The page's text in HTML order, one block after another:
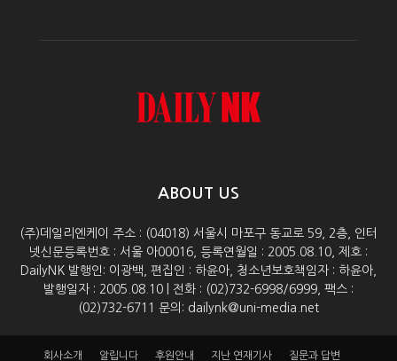
ABOUT US
(주)데일리엔케이 주소 : (04018) 서울시 마포구 동교로 59, 2층, 인터
넷신문등록번호 : 서울 아00016, 등록연월일 : 2005.08.10, 제호 :
DailyNK 발행인: 이광백, 편집인 : 하윤아, 청소년보호책임자 : 하윤아,
발행일자 : 2005.08.10 | 전화 : (02)732-6998/6999, 팩스 :
(02)732-6711 문의: dailynk@uni-media.net
회사소개 알립니다 후원안내 지난 연재기사 질문과 답변